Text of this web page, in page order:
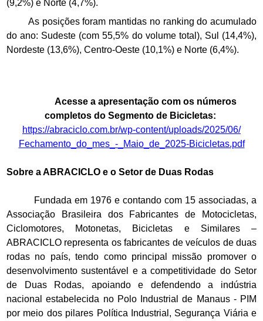
(9,2%) e Norte (4,7%).
As posições foram mantidas no ranking do acumulado
do ano: Sudeste (com 55,5% do volume total), Sul (14,4%),
Nordeste (13,6%), Centro-Oeste (10,1%) e Norte (6,4%).
Acesse a apresentação com os números
completos do Segmento de Bicicletas:
https://abraciclo.com.br/wp-content/uploads/2025/06/
Fechamento_do_mes_-_Maio_de_ 2025-Bicicletas.pdf
Sobre a ABRACICLO e o Setor de Duas Rodas
Fundada em 1976 e contando com 15 associadas, a
Associação Brasileira dos Fabricantes de Motocicletas,
Ciclomotores, Motonetas, Bicicletas e Similares –
ABRACICLO representa os fabricantes de veículos de duas
rodas no país, tendo como principal missão promover o
desenvolvimento sustentável e a competitividade do Setor
de Duas Rodas, apoiando e defendendo a indústria
nacional estabelecida no Polo Industrial de Manaus - PIM
por meio dos pilares Política Industrial, Segurança Viária e